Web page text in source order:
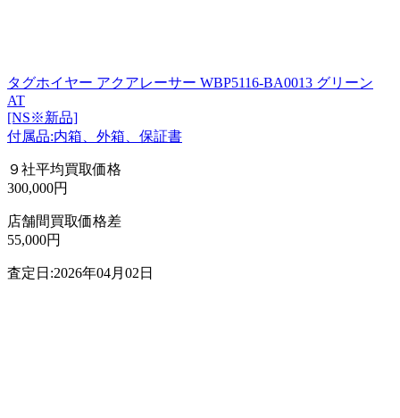
タグホイヤー アクアレーサー WBP5116-BA0013 グリーン
AT
[NS※新品]
付属品:内箱、外箱、保証書
９社平均買取価格
300,000円
店舗間買取価格差
55,000円
査定日:2026年04月02日